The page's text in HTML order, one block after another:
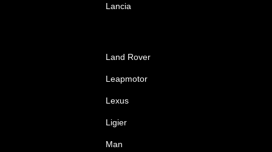
Lancia
Land Rover
Leapmotor
Lexus
Ligier
Man